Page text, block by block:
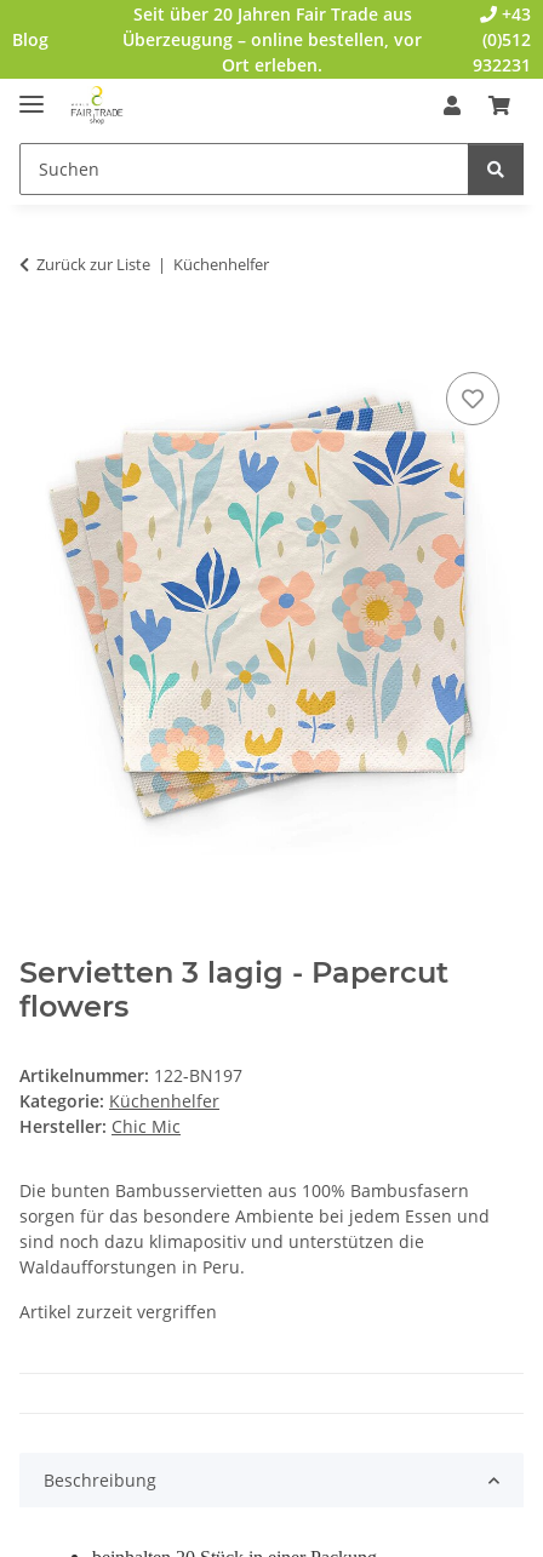
Blog
Seit über 20 Jahren Fair Trade aus
Überzeugung – online bestellen, vor
Ort erleben.
+43
(0)512
932231
Zurück zur Liste Küchenhelfer
Servietten 3 lagig - Papercut
flowers
Artikelnummer: 122-BN197
Kategorie: Küchenhelfer
Hersteller: Chic Mic
Die bunten Bambusservietten aus 100% Bambusfasern
sorgen für das besondere Ambiente bei jedem Essen und
sind noch dazu klimapositiv und unterstützen die
Waldaufforstungen in Peru.
Artikel zurzeit vergriffen
Beschreibung